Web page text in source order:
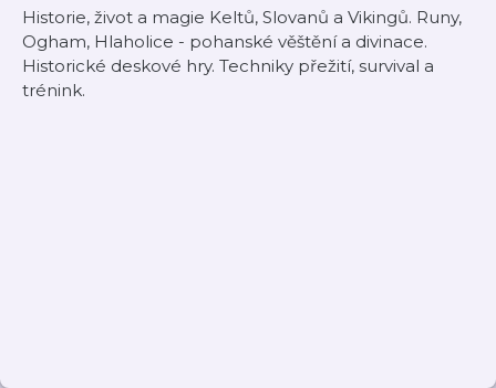
Historie, život a magie Keltů, Slovanů a Vikingů. Runy,
Ogham, Hlaholice - pohanské věštění a divinace.
Historické deskové hry. Techniky přežití, survival a
trénink.